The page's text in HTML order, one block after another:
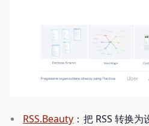
RSS.Beauty ：把 RSS 转换